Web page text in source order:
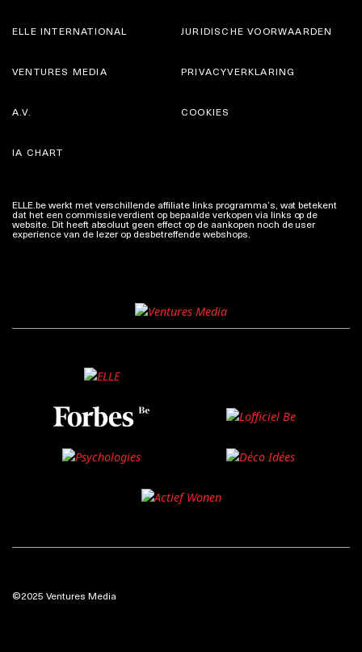
ELLE INTERNATIONAL
VENTURES MEDIA
JURIDISCHE VOORWAARDEN
PRIVACYVERKLARING
A.V.
IA CHART
COOKIES
ELLE.be werkt met verschillende affiliate links programma’s, wat betekent
dat het een commissie verdient op bepaalde verkopen via links op de
website. Dit heeft absoluut geen effect op de aankopen noch de user
experience van de lezer op desbetreffende webshops.
©2025 Ventures Media